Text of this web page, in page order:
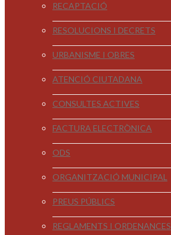
RECAPTACIÓ
RESOLUCIONS I DECRETS
URBANISME I OBRES
ATENCIÓ CIUTADANA
CONSULTES ACTIVES
FACTURA ELECTRÒNICA
ODS
ORGANITZACIÓ MUNICIPAL
PREUS PÚBLICS
REGLAMENTS I ORDENANCES